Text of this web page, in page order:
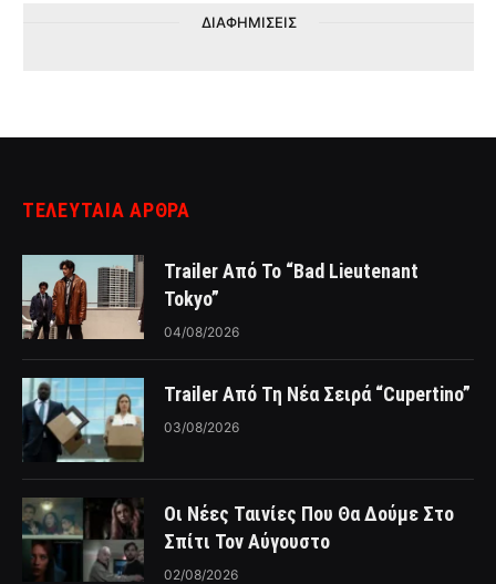
ΔΙΑΦΗΜΙΣΕΙΣ
ΤΕΛΕΥΤΑΙΑ ΑΡΘΡΑ
Trailer Από Το “Bad Lieutenant
Tokyo”
04/08/2026
Trailer Από Τη Νέα Σειρά “Cupertino”
03/08/2026
Οι Νέες Ταινίες Που Θα Δούμε Στο
Σπίτι Τον Αύγουστο
02/08/2026